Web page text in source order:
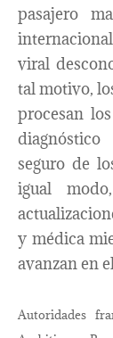
pasajero
viral
tal motivo,
procesan
seguro de
igual
y médica
avanzan en
Autoridades